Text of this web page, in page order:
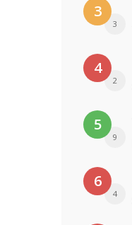
3
3
4
2
5
9
6
4